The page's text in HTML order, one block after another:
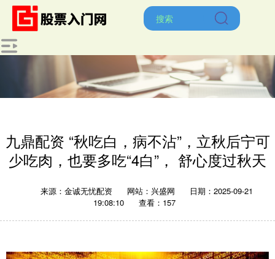
九鼎配资 “秋吃白，病不沾”，立秋后宁可
少吃肉，也要多吃“4白”， 舒心度过秋天
来源：金诚无忧配资 网站：兴盛网
日期：2025-09-21
19:08:10
查看：157